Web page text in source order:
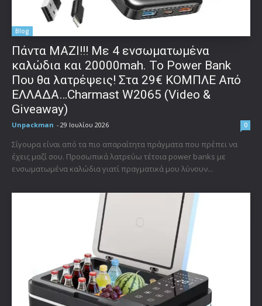
Blog
Πάντα ΜΑΖΙ!!! Με 4 ενσωματωμένα
καλώδια και 20000mah. Το Power Bank
Που θα λατρέψεις! Στα 29€ ΚΟΜΠΛΕ Από
ΕΛΛΑΔΑ…Charmast W2065 (Video &
Giveaway)
Unpackman - 29 Ιουλίου 2026 0
Σίγουρα είναι από τα πιο απαραίτητα πράγματα που πρέπει να
έχεις μαζί σου. Προσωπικά λατρεύω τέτοια power banks με
ενσωματωμένα καλώδια γιατί πραγματικά μου λύνουν...